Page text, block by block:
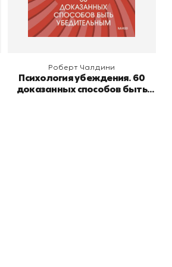
В корзину
Роберт Чалдини
Психология убеждения. 60
доказанных способов быть